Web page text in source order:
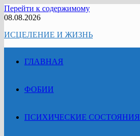
Перейти к содержимому
08.08.2026
ИСЦЕЛЕНИЕ И ЖИЗНЬ
ГЛАВНАЯ
ФОБИИ
ПСИХИЧЕСКИЕ СОСТОЯНИЯ